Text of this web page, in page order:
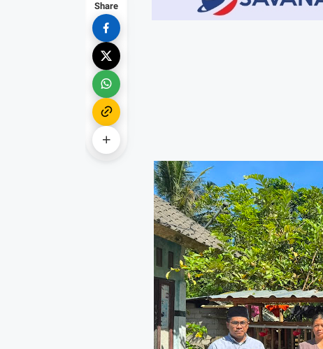
Share